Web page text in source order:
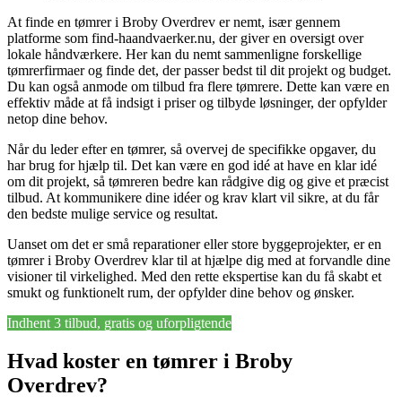
At finde en tømrer i Broby Overdrev er nemt, især gennem
platforme som find-haandvaerker.nu, der giver en oversigt over
lokale håndværkere. Her kan du nemt sammenligne forskellige
tømrerfirmaer og finde det, der passer bedst til dit projekt og budget.
Du kan også anmode om tilbud fra flere tømrere. Dette kan være en
effektiv måde at få indsigt i priser og tilbyde løsninger, der opfylder
netop dine behov.
Når du leder efter en tømrer, så overvej de specifikke opgaver, du
har brug for hjælp til. Det kan være en god idé at have en klar idé
om dit projekt, så tømreren bedre kan rådgive dig og give et præcist
tilbud. At kommunikere dine idéer og krav klart vil sikre, at du får
den bedste mulige service og resultat.
Uanset om det er små reparationer eller store byggeprojekter, er en
tømrer i Broby Overdrev klar til at hjælpe dig med at forvandle dine
visioner til virkelighed. Med den rette ekspertise kan du få skabt et
smukt og funktionelt rum, der opfylder dine behov og ønsker.
Indhent 3 tilbud, gratis og uforpligtende
Hvad koster en tømrer i Broby
Overdrev?